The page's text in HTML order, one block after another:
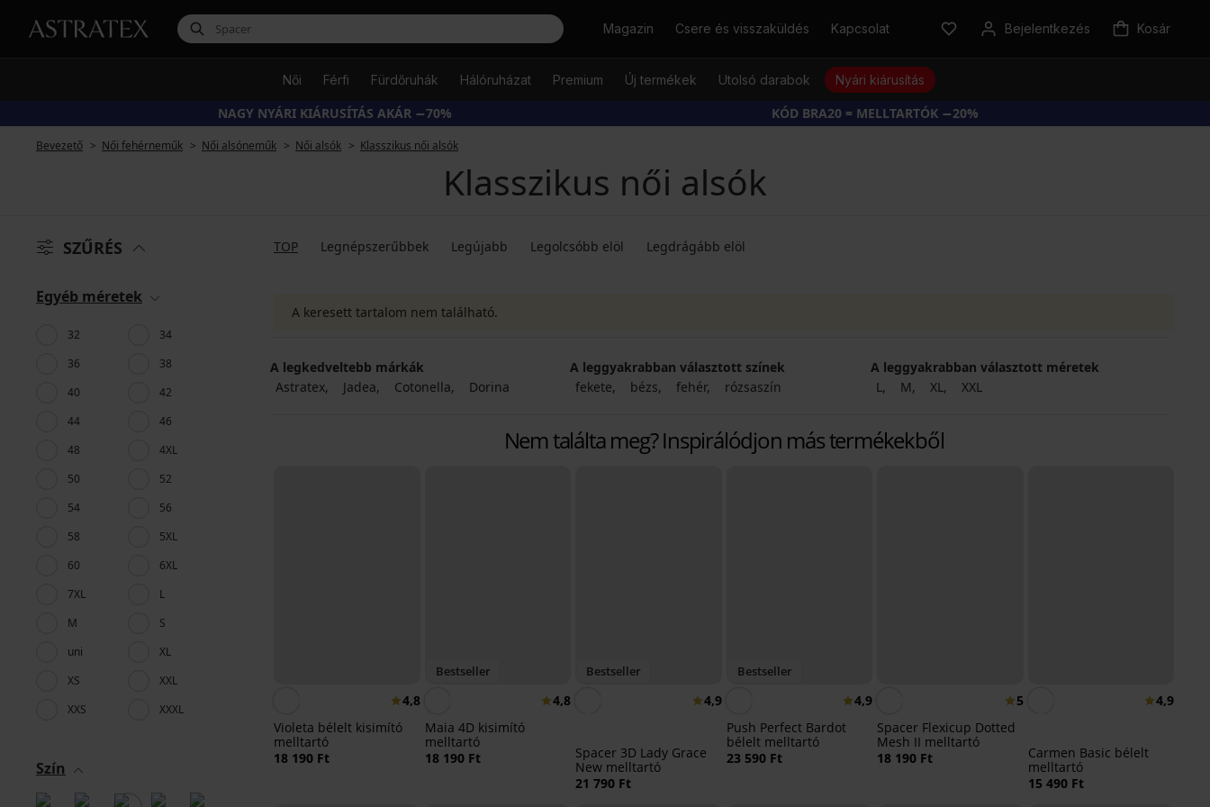
KeresésMagazin Csere és visszaküldés Kapcsolat Bejelentkezés Kosár
Női Férfi Fürdőruhák Hálóruházat Premium Új termékek Utolsó darabok Nyári kiárusítás
NAGY NYÁRI KIÁRUSÍTÁS AKÁR −70% KÓD BRA20 = MELLTARTÓK −20%
Bevezető Női fehérneműk Női alsóneműk Női alsók Klasszikus női alsók
Klasszikus női alsók
SZŰRÉS TOP Legnépszerűbbek Legújabb Legolcsóbb elöl Legdrágább elöl
Egyéb méretek
32
34
36
38
40
42
44
46
48
4XL
50
52
54
56
58
5XL
60
6XL
7XL
L
M
S
uni
XL
XS
XXL
XXS
XXXL
Szín
A keresett tartalom nem található.
A legkedveltebb márkák
Astratex
Jadea Cotonella Dorina
A leggyakrabban választott színek
fekete
bézs fehér rózsaszín
A leggyakrabban választott méretek
L
M XL XXL
Nem találta meg? Inspirálódjon más termékekből
4,8
Violeta bélelt kisimító
melltartó
18 190 Ft
Bestseller
4,8
Maia 4D kisimító
melltartó
18 190 Ft
Bestseller
4,9
Spacer 3D Lady Grace
New melltartó
21 790 Ft
Bestseller
4,9
Push Perfect Bardot
bélelt melltartó
23 590 Ft
5
Spacer Flexicup Dotted
Mesh II melltartó
18 190 Ft
4,9
Carmen Basic bélelt
melltartó
15 490 Ft